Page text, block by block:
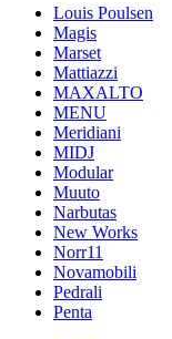
Louis Poulsen
Magis
Marset
Mattiazzi
MAXALTO
MENU
Meridiani
MIDJ
Modular
Muuto
Narbutas
New Works
Norr11
Novamobili
Pedrali
Penta